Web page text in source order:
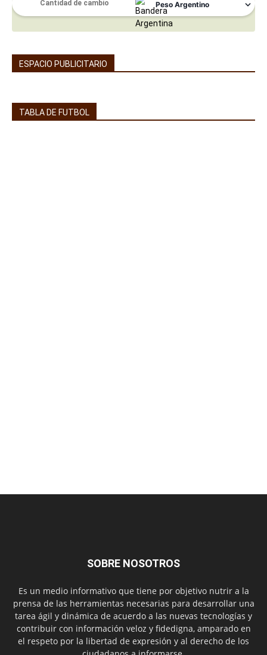
ESPACIO PUBLICITARIO
TABLA DE FUTBOL
SOBRE NOSOTROS
Es un medio informativo que tiene por objetivo nutrir a la
prensa de las herramientas necesarias para desarrollar una
tarea ágil y dinámica de acuerdo a las nuevas tecnologías y
contribuir con información veloz y fidedigna, amparado en
el respeto por la libertad de expresión y al derecho de los